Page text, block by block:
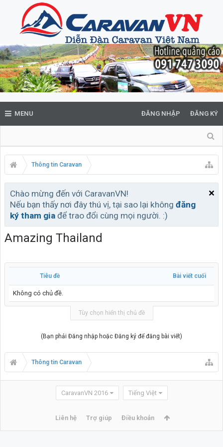
MENU ĐĂNG NHẬP ĐĂNG KÝ
Thông tin Caravan
Chào mừng đến với CaravanVN!
Nếu bạn thấy nơi đây thú vị, tại sao lại không đăng
ký tham gia để trao đổi cùng mọi người. :)
Amazing Thailand
Tiêu đề Bài viết cuối
Không có chủ đề.
Tùy chọn hiển thị chủ đề
(Bạn phải Đăng nhập hoặc Đăng ký để đăng bài viết)
Thông tin Caravan
CaravanVN 2016 Tiếng Việt
Liên hệ Trợ giúp Điều khoản